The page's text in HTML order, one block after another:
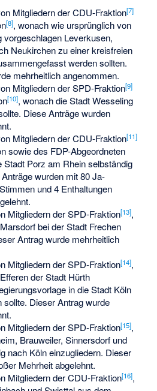
Mitgliedern der CDU-Fraktion[7]
[8], wonach wie ursprünglich von
vorgeschlagen Leverkusen,
Neukirchen zu einer kreisfreien
werden sollten.
mehrheitlich angenommen.
Mitgliedern der SPD-Fraktion[9]
[10], wonach die Stadt Wesseling
Diese Anträge wurden
Mitgliedern der CDU-Fraktion[11]
sowie des FDP-Abgeordneten
Stadt Porz am Rhein selbständig
wurden mit 80 Ja-
und 4 Enthaltungen
Mitgliedern der SPD-Fraktion[13],
bei der Stadt Frechen
Antrag wurde mehrheitlich
Mitgliedern der SPD-Fraktion[14],
der Stadt Hürth
in die Stadt Köln
sollte. Dieser Antrag wurde
Mitgliedern der SPD-Fraktion[15],
Brauweiler, Sinnersdorf und
nach Köln einzugliedern. Dieser
Mehrheit abgelehnt.
Mitgliedern der CDU-Fraktion[16],